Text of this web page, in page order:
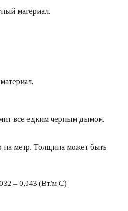
материал.
все едким черным дымом.
на метр. Толщина может быть
– 0,043 (Вт/м C)